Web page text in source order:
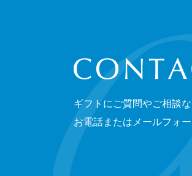
CONTACT
ギフトにご質問やご相談
お電話またはメールフォ